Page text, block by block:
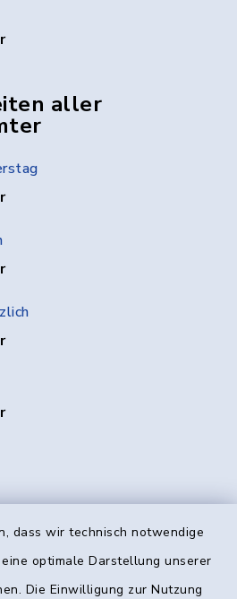
dass wir technisch notwendige
optimale Darstellung unserer
Die Einwilligung zur Nutzung
aller
Kontakt